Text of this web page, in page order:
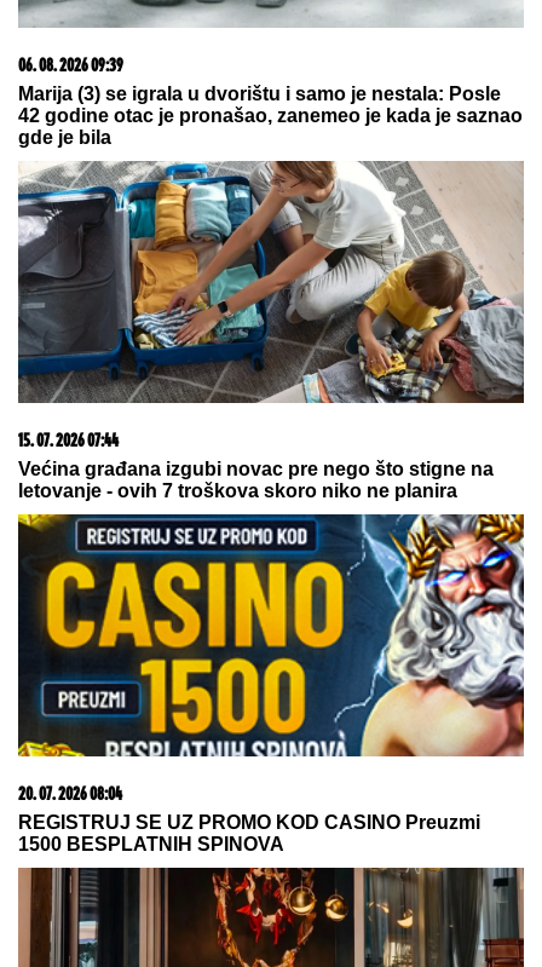
NIJE JE PREBOLEO?! Dragan
Stanković i dalje čuva uspomene na
Jovanu Jeremić nakon veridbe sa
novom devojkom
"PRESUDA HRVATSKIM PILOTIMA
SA PETROVAČKE CESTE DO KRAJA
GODINE"Štrbac: To će biti moralna
satisfakcija za porodice žrtava
"ZLOČESTA, LJUBOMORNA BABA"Dara Bubamara
UZVRATILA Cakani na prozivke, pa progovorila o
dečku i šokirala komentarom o Seki Aleksić (VIDEO)
Komšije progovorile o PORODICI
Jovane Jeremić: "Brat joj je otišao,
jer se posvađao sa roditeljima"
Šok odluka: Boris Beker ostao bez
prebijene pare, ovo je dokaz